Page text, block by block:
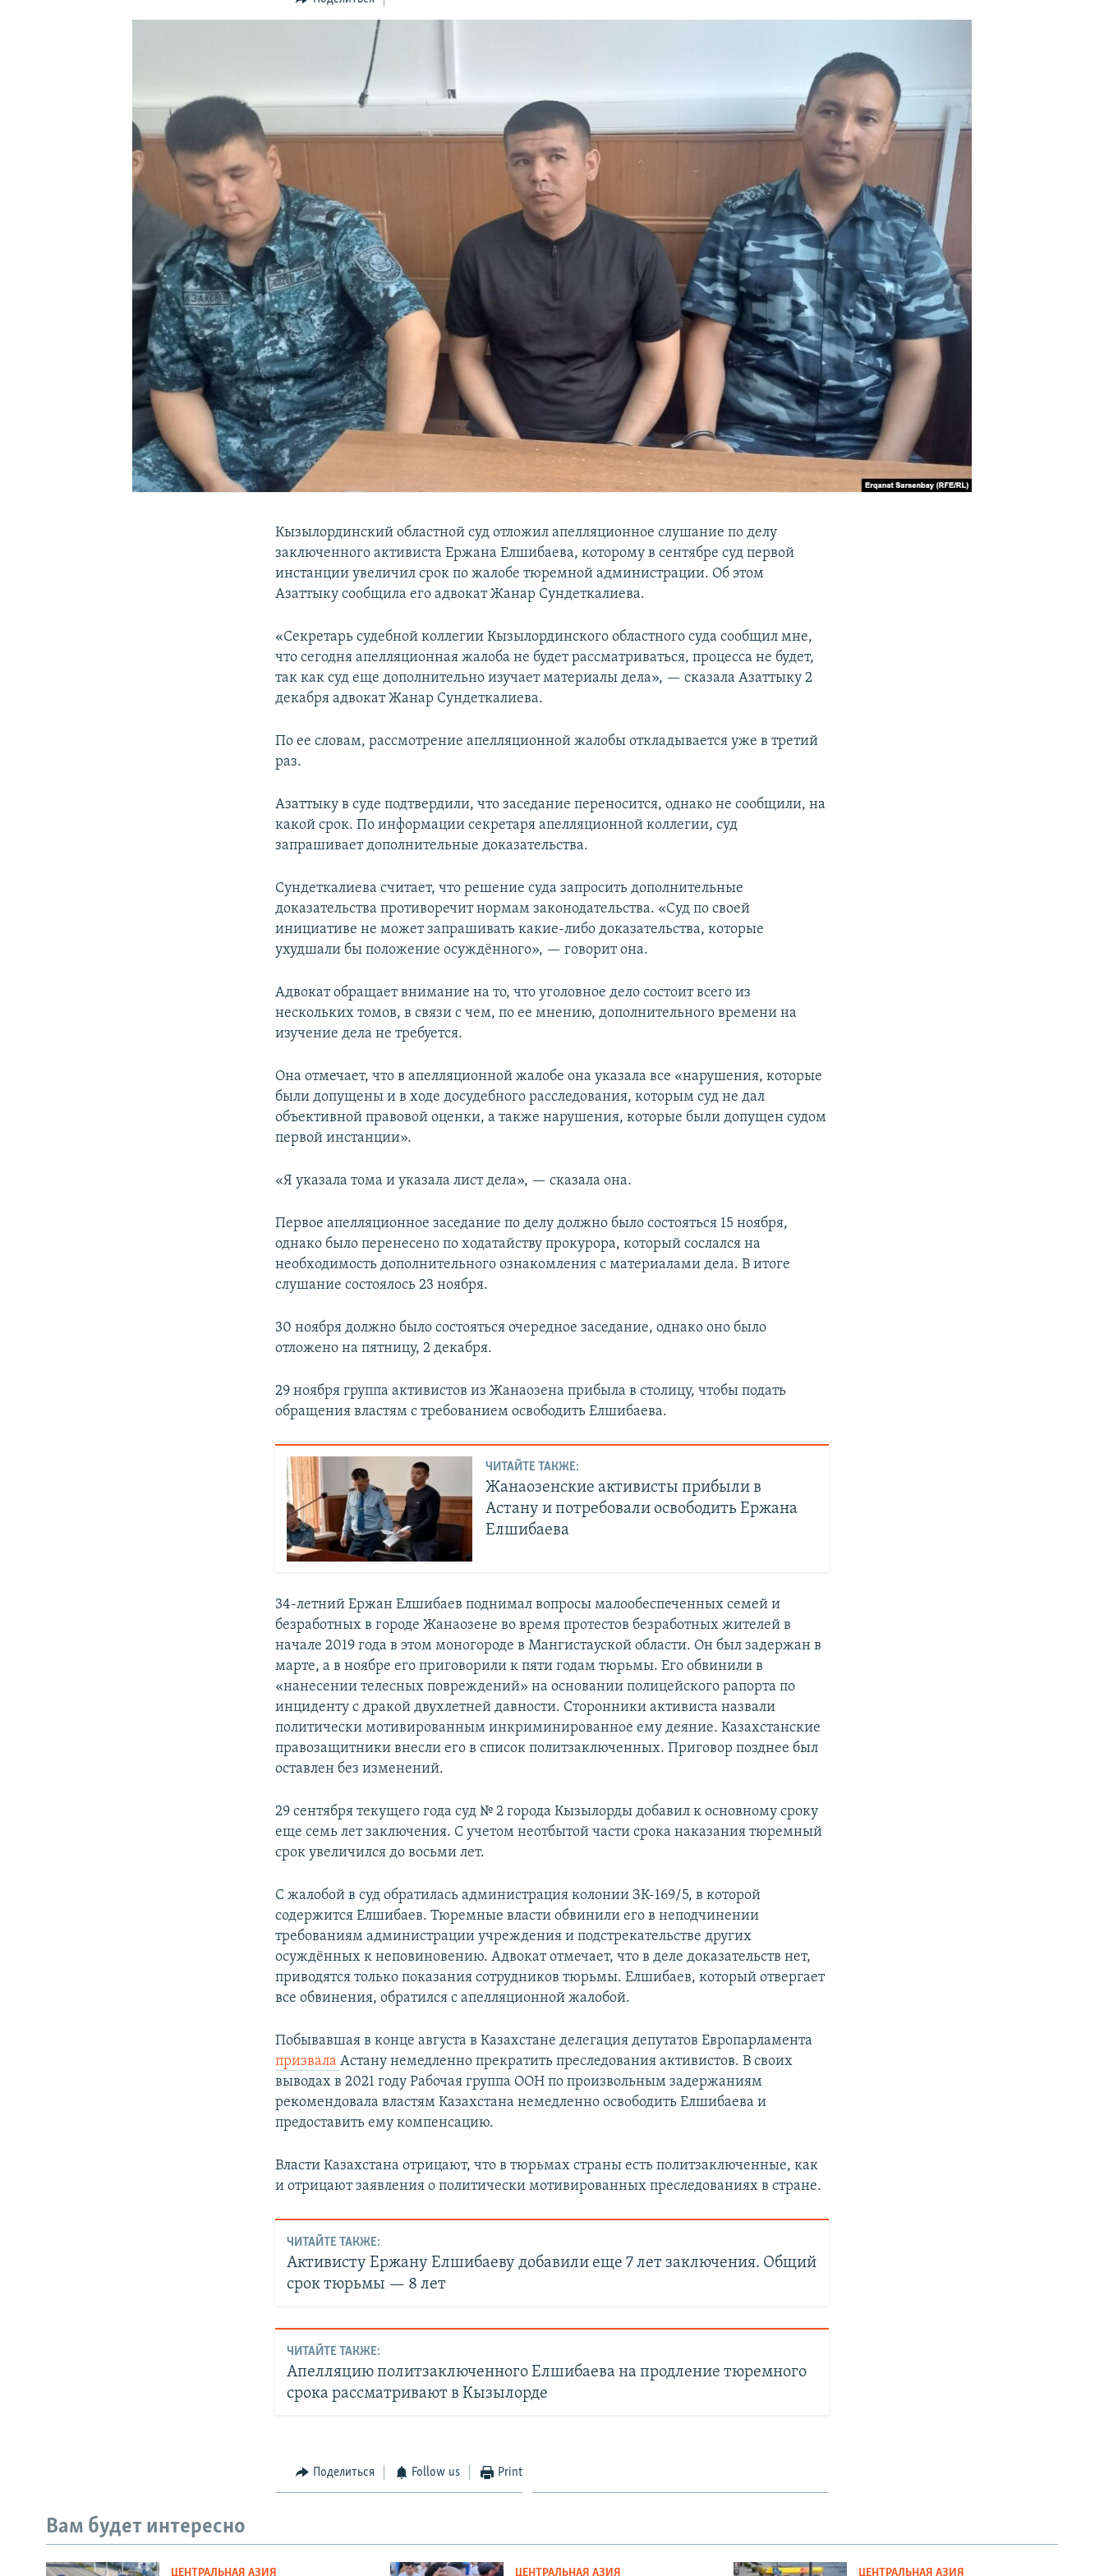
Кызылординский областной суд отложил апелляционное слушание по делу
заключенного активиста Ержана Елшибаева, которому в сентябре суд первой
инстанции увеличил срок по жалобе тюремной администрации. Об этом
Азаттыку сообщила его адвокат Жанар Сундеткалиева.
«Секретарь судебной коллегии Кызылординского областного суда сообщил мне,
что сегодня апелляционная жалоба не будет рассматриваться, процесса не будет,
так как суд еще дополнительно изучает материалы дела», — сказала Азаттыку 2
декабря адвокат Жанар Сундеткалиева.
По ее словам, рассмотрение апелляционной жалобы откладывается уже в третий
раз.
Азаттыку в суде подтвердили, что заседание переносится, однако не сообщили, на
какой срок. По информации секретаря апелляционной коллегии, суд
запрашивает дополнительные доказательства.
Сундеткалиева считает, что решение суда запросить дополнительные
доказательства противоречит нормам законодательства. «Суд по своей
инициативе не может запрашивать какие-либо доказательства, которые
ухудшали бы положение осуждённого», — говорит она.
Адвокат обращает внимание на то, что уголовное дело состоит всего из
нескольких томов, в связи с чем, по ее мнению, дополнительного времени на
изучение дела не требуется.
Она отмечает, что в апелляционной жалобе она указала все «нарушения, которые
были допущены и в ходе досудебного расследования, которым суд не дал
объективной правовой оценки, а также нарушения, которые были допущен судом
первой инстанции».
«Я указала тома и указала лист дела», — сказала она.
Первое апелляционное заседание по делу должно было состояться 15 ноября,
однако было перенесено по ходатайству прокурора, который сослался на
необходимость дополнительного ознакомления с материалами дела. В итоге
слушание состоялось 23 ноября.
30 ноября должно было состояться очередное заседание, однако оно было
отложено на пятницу, 2 декабря.
29 ноября группа активистов из Жанаозена прибыла в столицу, чтобы подать
обращения властям с требованием освободить Елшибаева.
ЧИТАЙТЕ ТАКЖЕ:
Жанаозенские активисты прибыли в
Астану и потребовали освободить Ержана
Елшибаева
34-летний Ержан Елшибаев поднимал вопросы малообеспеченных семей и
безработных в городе Жанаозене во время протестов безработных жителей в
начале 2019 года в этом моногороде в Мангистауской области. Он был задержан в
марте, а в ноябре его приговорили к пяти годам тюрьмы. Его обвинили в
«нанесении телесных повреждений» на основании полицейского рапорта по
инциденту с дракой двухлетней давности. Сторонники активиста назвали
политически мотивированным инкриминированное ему деяние. Казахстанские
правозащитники внесли его в список политзаключенных. Приговор позднее был
оставлен без изменений.
29 сентября текущего года суд № 2 города Кызылорды добавил к основному сроку
еще семь лет заключения. С учетом неотбытой части срока наказания тюремный
срок увеличился до восьми лет.
С жалобой в суд обратилась администрация колонии ЗК-169/5, в которой
содержится Елшибаев. Тюремные власти обвинили его в неподчинении
требованиям администрации учреждения и подстрекательстве других
осуждённых к неповиновению. Адвокат отмечает, что в деле доказательств нет,
приводятся только показания сотрудников тюрьмы. Елшибаев, который отвергает
все обвинения, обратился с апелляционной жалобой.
Побывавшая в конце августа в Казахстане делегация депутатов Европарламента
призвалаАстану немедленно прекратить преследования активистов. В своих
выводах в 2021 году Рабочая группа ООН по произвольным задержаниям
рекомендовала властям Казахстана немедленно освободить Елшибаева и
предоставить ему компенсацию.
Власти Казахстана отрицают, что в тюрьмах страны есть политзаключенные, как
и отрицают заявления о политически мотивированных преследованиях в стране.
ЧИТАЙТЕ ТАКЖЕ:
Активисту Ержану Елшибаеву добавили еще 7 лет заключения. Общий
срок тюрьмы — 8 лет
ЧИТАЙТЕ ТАКЖЕ:
Апелляцию политзаключенного Елшибаева на продление тюремного
срока рассматривают в Кызылорде
Поделиться Follow us Print
Вам будет интересно
ЦЕНТРАЛЬНАЯ АЗИЯ ЦЕНТРАЛЬНАЯ АЗИЯ ЦЕНТРАЛЬНАЯ АЗИЯ